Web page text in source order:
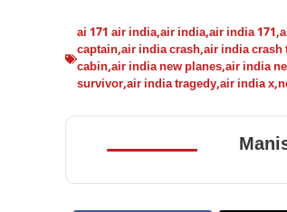
ai 171 air india,air india,air india 171,
captain,air india crash,air india crash
cabin,air india new planes,air india
survivor,air india tragedy,air india x,